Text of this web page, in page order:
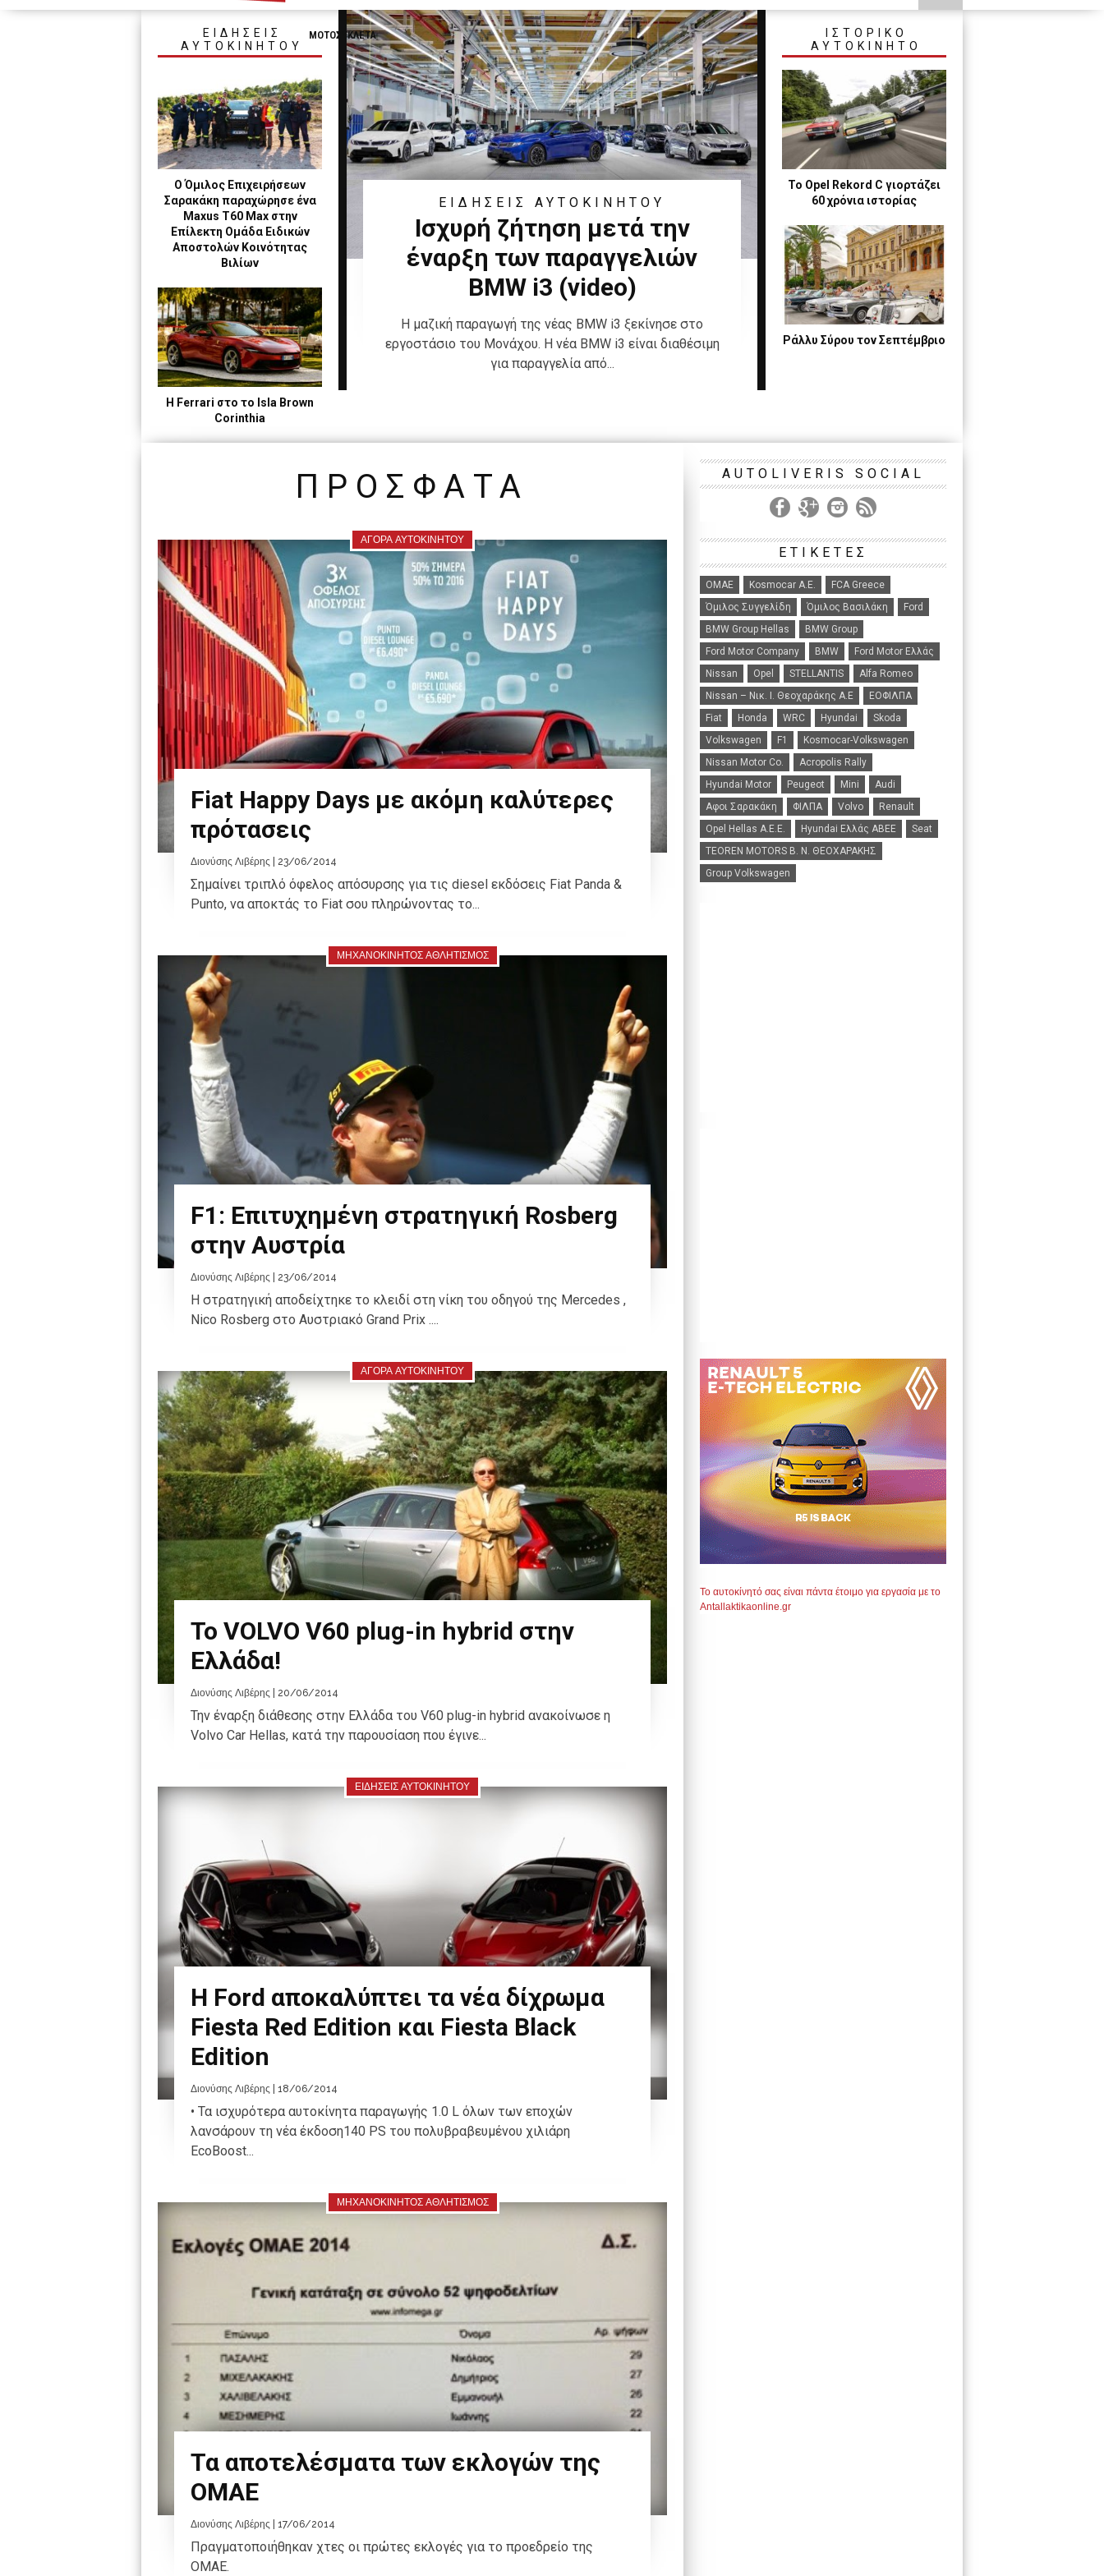
ΣΎΓΧΡΟΝΟ ΗΛΕΚΤΡΙΚΌ ΑΥΤΟΚΊΝΗΤΟ...
ΜΟΤΟΣΥΚΛΕΤΑ
ΕΙΔΗΣΕΙΣ ΑΥΤΟΚΙΝΗΤΟΥ
Ισχυρή ζήτηση μετά την
έναρξη των παραγγελιών
BMW i3 (video)
Η μαζική παραγωγή της νέας BMW i3 ξεκίνησε στο
εργοστάσιο του Μονάχου. Η νέα BMW i3 είναι διαθέσιμη
για παραγγελία από...
ΕΙΔΗΣΕΙΣ
ΑΥΤΟΚΙΝΗΤΟΥ
Ο Όμιλος Επιχειρήσεων
Σαρακάκη παραχώρησε ένα
Maxus T60 Max στην
Επίλεκτη Ομάδα Ειδικών
Αποστολών Κοινότητας
Βιλίων
Η Ferrari στο το Isla Brown
Corinthia
ΙΣΤΟΡΙΚΟ
ΑΥΤΟΚΙΝΗΤΟ
Το Opel Rekord C γιορτάζει
60 χρόνια ιστορίας
Ράλλυ Σύρου τον Σεπτέμβριο
ΠΡΟΣΦΑΤΑ
ΑΓΟΡΑ ΑΥΤΟΚΙΝΗΤΟΥ
Fiat Happy Days με ακόμη καλύτερες
πρότασεις
Διονύσης Λιβέρης | 23/06/2014
Σημαίνει τριπλό όφελος απόσυρσης για τις diesel εκδόσεις Fiat Panda &
Punto, να αποκτάς το Fiat σου πληρώνοντας το...
ΜΗΧΑΝΟΚΙΝΗΤΟΣ ΑΘΛΗΤΙΣΜΟΣ
F1: Επιτυχημένη στρατηγική Rosberg
στην Αυστρία
Διονύσης Λιβέρης | 23/06/2014
Η στρατηγική αποδείχτηκε το κλειδί στη νίκη του οδηγού της Mercedes ,
Nico Rosberg στο Αυστριακό Grand Prix ....
ΑΓΟΡΑ ΑΥΤΟΚΙΝΗΤΟΥ
Το VOLVO V60 plug-in hybrid στην
Ελλάδα!
Διονύσης Λιβέρης | 20/06/2014
Την έναρξη διάθεσης στην Ελλάδα του V60 plug-in hybrid ανακοίνωσε η
Volvo Car Hellas, κατά την παρουσίαση που έγινε...
ΕΙΔΗΣΕΙΣ ΑΥΤΟΚΙΝΗΤΟΥ
Η Ford αποκαλύπτει τα νέα δίχρωμα
Fiesta Red Edition και Fiesta Black
Edition
Διονύσης Λιβέρης | 18/06/2014
• Τα ισχυρότερα αυτοκίνητα παραγωγής 1.0 L όλων των εποχών
λανσάρουν τη νέα έκδοση140 PS του πολυβραβευμένου χιλιάρη
EcoBoost...
ΜΗΧΑΝΟΚΙΝΗΤΟΣ ΑΘΛΗΤΙΣΜΟΣ
Τα αποτελέσματα των εκλογών της
ΟΜΑΕ
Διονύσης Λιβέρης | 17/06/2014
Πραγματοποιήθηκαν χτες οι πρώτες εκλογές για το προεδρείο της
ΟΜΑΕ.
AUTOLIVERIS SOCIAL
ΕΤΙΚΕΤΕΣ
ΟΜΑΕ Kosmocar Α.Ε.
FCA Greece
Όμιλος Συγγελίδη
Όμιλος Βασιλάκη
Ford
BMW Group Hellas
BMW Group
Ford Motor Company
BMW
Ford Motor Ελλάς
Nissan
Opel STELLANTIS
Alfa Romeo
Nissan – Νικ. Ι. Θεοχαράκης Α.Ε
ΕΟΦΙΛΠΑ
Fiat
Honda WRC Hyundai
Skoda
Volkswagen
F1
Kosmocar-Volkswagen
Nissan Motor Co.
Acropolis Rally
Hyundai Motor
Peugeot Mini
Audi
Αφοι Σαρακάκη
ΦΙΛΠΑ Volvo
Renault
Opel Hellas A.E.E.
Hyundai Ελλάς ΑΒΕΕ
Seat
TEOREN MOTORS B. N. ΘΕΟΧΑΡΑΚΗΣ
Group Volkswagen
Το αυτοκίνητό σας είναι πάντα έτοιμο για εργασία με το
Antallaktikaonline.gr